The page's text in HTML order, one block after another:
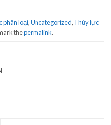
phân loại,Uncategorized, Thủy lực
thepermalink.